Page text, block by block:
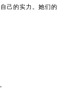
己的实力。她们